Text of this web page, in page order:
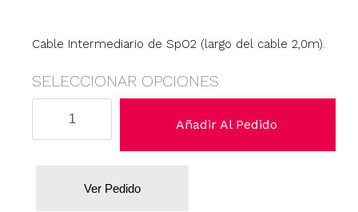
Cable Intermediario de SpO2 (largo del cable 2,0m).
SELECCIONAR OPCIONES
Añadir Al Pedido
Ver Pedido